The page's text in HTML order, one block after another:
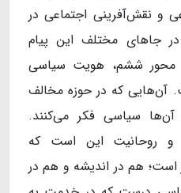
و نقش‌آفرینی اجتماعی در
جاهای مختلف این پیام
محور ششم، هویت سیاسی
آن‌هایی که در حوزه مخالف
سیاسی فکر می‌کنند.
و روحانیت این است که
هم در اندیشه و هم در